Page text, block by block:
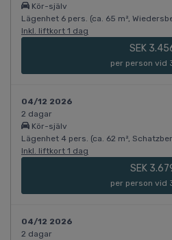
Kör-själv
Lägenhet 6 pers. (ca. 65 m²,
Inkl. liftkort 1 dag
SEK
per person vid
04/12 2026
2 dagar
Kör-själv
Lägenhet 4 pers. (ca. 62 m²,
Inkl. liftkort 1 dag
SEK
per person vid
04/12 2026
2 dagar